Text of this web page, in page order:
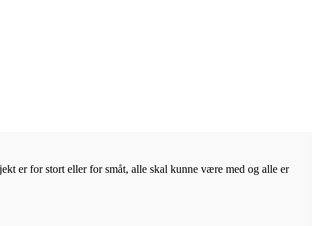
er for stort eller for småt, alle skal kunne være med og alle er